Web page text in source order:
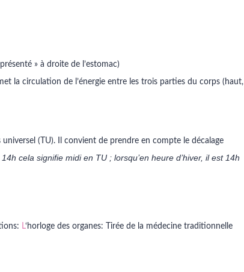
» à droite de l’estomac)
la circulation de l’énergie entre les trois parties du corps (haut,
(TU). Il convient de prendre en compte le décalage
cela signifie midi en TU ; lorsqu’en heure d’hiver, il est 14h
L‘horloge des organes: Tirée de la médecine traditionnelle